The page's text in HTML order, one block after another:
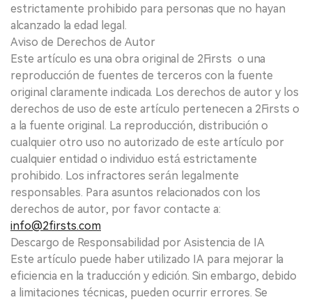
estrictamente prohibido para personas que no hayan
alcanzado la edad legal.
Aviso de Derechos de Autor
Este artículo es una obra original de 2Firsts o una
reproducción de fuentes de terceros con la fuente
original claramente indicada. Los derechos de autor y los
derechos de uso de este artículo pertenecen a 2Firsts o
a la fuente original. La reproducción, distribución o
cualquier otro uso no autorizado de este artículo por
cualquier entidad o individuo está estrictamente
prohibido. Los infractores serán legalmente
responsables. Para asuntos relacionados con los
derechos de autor, por favor contacte a:
info@2firsts.com
Descargo de Responsabilidad por Asistencia de IA
Este artículo puede haber utilizado IA para mejorar la
eficiencia en la traducción y edición. Sin embargo, debido
a limitaciones técnicas, pueden ocurrir errores. Se